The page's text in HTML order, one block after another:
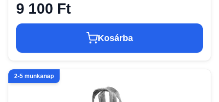
9 100 Ft
Kosárba
2-5 munkanap